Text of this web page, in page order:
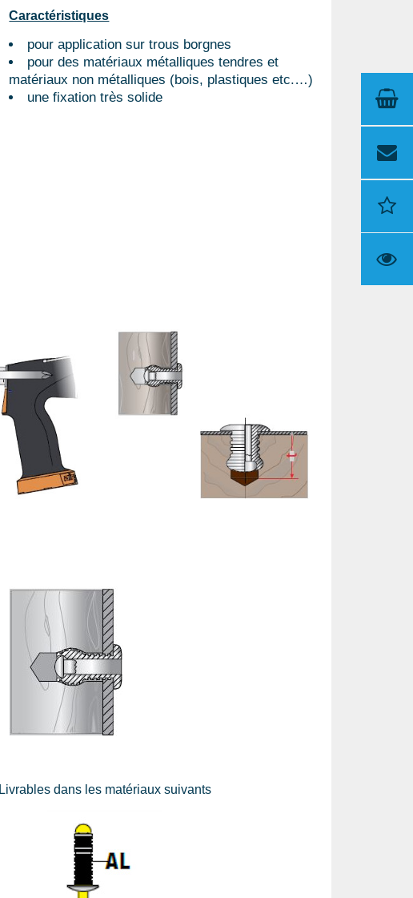
Caractéristiques
pour application sur trous borgnes
pour des matériaux métalliques tendres et
matériaux non métalliques (bois, plastiques etc.…)
une fixation très solide
Livrables dans les matériaux suivants